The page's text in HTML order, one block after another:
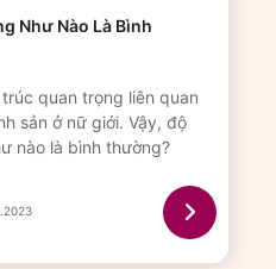
Như Nào Là Bình
quan trọng liên quan
ở nữ giới. Vậy, độ
nào là bình thường?